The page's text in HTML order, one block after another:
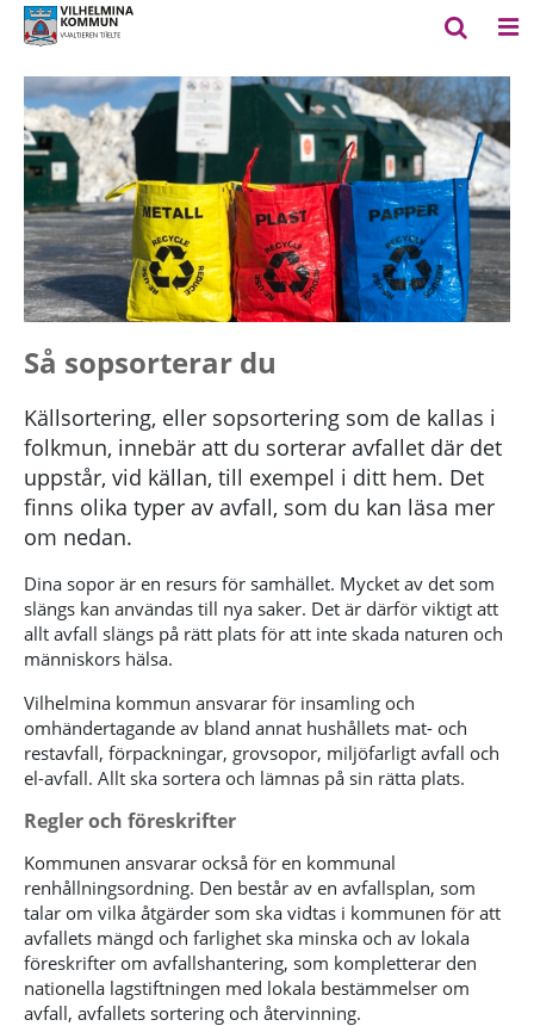
Så sopsorterar du
Källsortering, eller sopsortering som de kallas i
folkmun, innebär att du sorterar avfallet där det
uppstår, vid källan, till exempel i ditt hem. Det
finns olika typer av avfall, som du kan läsa mer
om nedan.
Dina sopor är en resurs för samhället. Mycket av det som
slängs kan användas till nya saker. Det är därför viktigt att
allt avfall slängs på rätt plats för att inte skada naturen och
människors hälsa.
Vilhelmina kommun ansvarar för insamling och
omhändertagande av bland annat hushållets mat- och
restavfall, förpackningar, grovsopor, miljöfarligt avfall och
el-avfall. Allt ska sortera och lämnas på sin rätta plats.
Regler och föreskrifter
Kommunen ansvarar också för en kommunal
renhållningsordning. Den består av en avfallsplan, som
talar om vilka åtgärder som ska vidtas i kommunen för att
avfallets mängd och farlighet ska minska och av lokala
föreskrifter om avfallshantering, som kompletterar den
nationella lagstiftningen med lokala bestämmelser om
avfall, avfallets sortering och återvinning.